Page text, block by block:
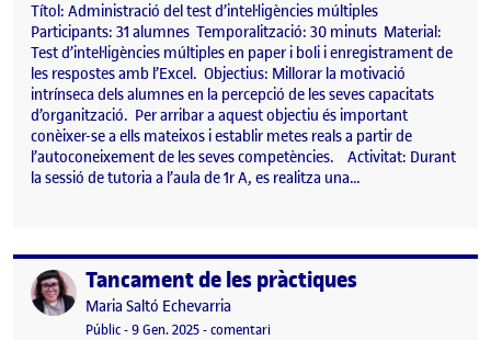
Títol: Administració del test d’intel·ligències múltiples
Participants: 31 alumnes Temporalització: 30 minuts Material:
Test d’intel·ligències múltiples en paper i boli i enregistrament de
les respostes amb l’Excel. Objectius: Millorar la motivació
intrínseca dels alumnes en la percepció de les seves capacitats
d’organització. Per arribar a aquest objectiu és important
conèixer-se a ells mateixos i establir metes reals a partir de
l’autoconeixement de les seves competències. Activitat: Durant
la sessió de tutoria a l’aula de 1r A, es realitza una…
Publicat perTancament de les pràctiques
Publicat per
Maria Saltó Echevarria
Visibilitat:
Públic-Data de publicació
9 Gen. 20259 gener, 2025 8:26 am
-comentariel Tancament de les pràctiques